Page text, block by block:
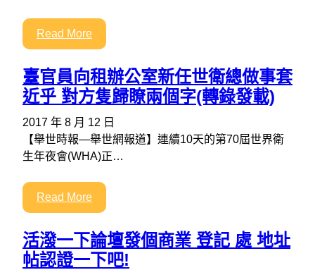
Read More
臺官員向租辦公室新任世衛總做事套
近乎 對方隻歸瞭兩個字(轉錄發載)
2017 年 8 月 12 日
【舉世時報—舉世網報道】連續10天的第70屆世界衛
生年夜會(WHA)正…
Read More
活潑一下論壇發個商業 登記 處 地址
帖認證一下吧!